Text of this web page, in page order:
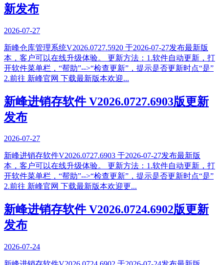
新发布
2026-07-27
新峰仓库管理系统V2026.0727.5920 于2026-07-27发布最新版
本，客户可以在线升级体验。 更新方法：1.软件自动更新，打
开软件菜单栏，“帮助”-->“检查更新”，提示是否更新时点“是”
2.前往 新峰官网 下载最新版本欢迎...
新峰进销存软件 V2026.0727.6903版更新
发布
2026-07-27
新峰进销存软件V2026.0727.6903 于2026-07-27发布最新版
本，客户可以在线升级体验。 更新方法：1.软件自动更新，打
开软件菜单栏，“帮助”-->“检查更新”，提示是否更新时点“是”
2.前往 新峰官网 下载最新版本欢迎更...
新峰进销存软件 V2026.0724.6902版更新
发布
2026-07-24